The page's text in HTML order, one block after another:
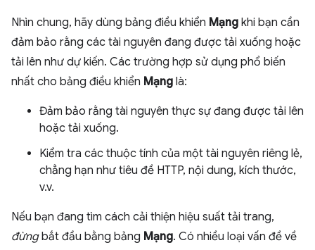
Nhìn chung, hãy dùng bảng điều khiển Mạng khi bạn cần
đảm bảo rằng các tài nguyên đang được tải xuống hoặc
tải lên như dự kiến. Các trường hợp sử dụng phổ biến
nhất cho bảng điều khiển Mạng là:
Đảm bảo rằng tài nguyên thực sự đang được tải lên
hoặc tải xuống.
Kiểm tra các thuộc tính của một tài nguyên riêng lẻ,
chẳng hạn như tiêu đề HTTP, nội dung, kích thước,
v.v.
Nếu bạn đang tìm cách cải thiện hiệu suất tải trang,
đừngbắt đầu bằng bảng Mạng. Có nhiều loại vấn đề về